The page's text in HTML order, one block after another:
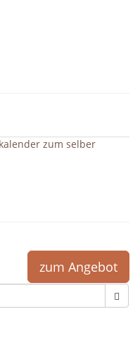
zum selber
zum Angebot